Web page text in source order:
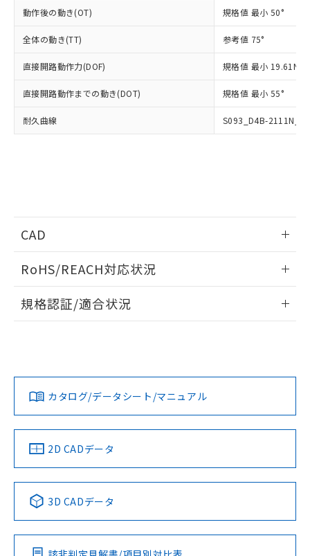
動作後の動き(OT) 規格値 最小 50°
全体の動き(TT) 参考値 75°
直接開路動作力(DOF) 規格値 最小 19.61N
直接開路動作までの動き(DOT) 規格値 最小 55°
耐久曲線 S093_D4B-
CAD
ログイン/会員登録いただくと、CADデータをダウンロー
ドすることができます。
RoHS/REACH対応状況
EU RoHS 注意事項・凡例
対応済み
中国 RoHS 注意事項・凡例
Pb Hg Cd Cr(VI)
規格認証/適合状況
カタログ/データシート/マニュアル
2D CADデータ
3D CADデータ
また、RoHS指令のフタル酸エステル類４
物質の対応では、対応完了までの期間は出
荷製品に未対応品が混在することから備考
欄に対応日を記載しておりました。
既に当社にて対応品への在庫切替を完了
していることから、特段のことがない限
り、2022年1月12日より割愛しておりま
す。